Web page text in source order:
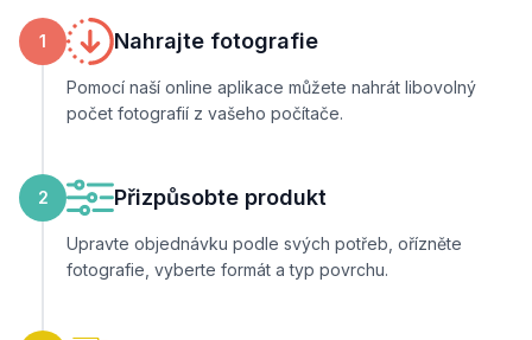
1 Nahrajte fotografie
Pomocí naší online aplikace můžete nahrát libovolný
počet fotografií z vašeho počítače.
2 Přizpůsobte produkt
Upravte objednávku podle svých potřeb, ořízněte
fotografie, vyberte formát a typ povrchu.